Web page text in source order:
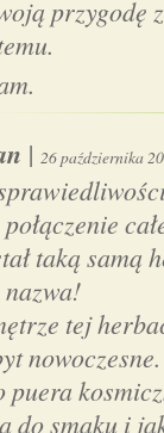
przygodę
| 26 października
taką samą
tej
nowoczesne.
puera
do smaku i